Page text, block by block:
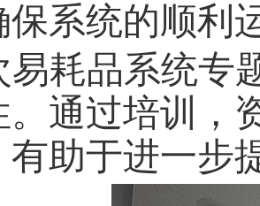
保系统的顺利
易耗品系统专
。通过培训，
有助于进一步